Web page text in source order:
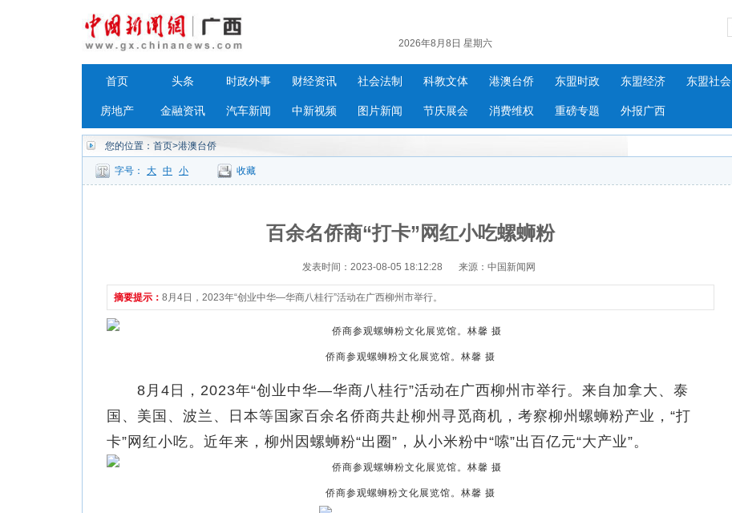
2026年8月8日 星期六
首页 头条 时政外事 财经资讯 社会法制 科教文体 港澳台侨 东盟时政 东盟经济 东盟社会
房地产 金融资讯 汽车新闻 中新视频 图片新闻 节庆展会 消费维权 重磅专题 外报广西
您的位置： 首页>港澳台侨
字号： 大 中 小 收藏
百余名侨商“打卡”网红小吃螺蛳粉
发表时间：2023-08-05 18:12:28 来源：中国新闻网
摘要提示： 8月4日，2023年“创业中华—华商八桂行”活动在广西柳州市举行。
侨商参观螺蛳粉文化展览馆。林馨 摄
8月4日，2023年“创业中华—华商八桂行”活动在广西柳州市举行。来自加拿大、泰
国、美国、波兰、日本等国家百余名侨商共赴柳州寻觅商机，考察柳州螺蛳粉产业，“打
卡”网红小吃。近年来，柳州因螺蛳粉“出圈”，从小米粉中“嗦”出百亿元“大产业”。
侨商参观螺蛳粉文化展览馆。林馨 摄